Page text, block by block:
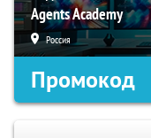
Agents Academy
Россия
Промокод